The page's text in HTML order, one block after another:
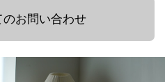
お問い合わせ